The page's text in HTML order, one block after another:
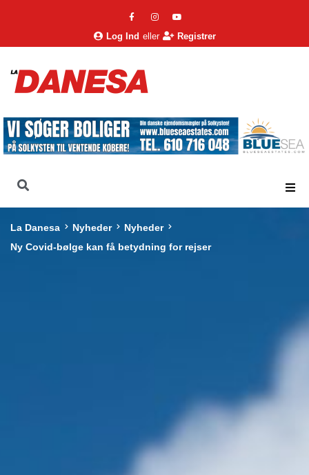
Log Ind eller Registrer
La Danesa Nyheder
Nyheder
Ny Covid-bølge kan få betydning for rejser